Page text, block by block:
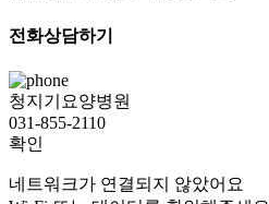
전화상담하기
청지기요양병원
031-855-2110
확인
네트워크가 연결되지 않았어요